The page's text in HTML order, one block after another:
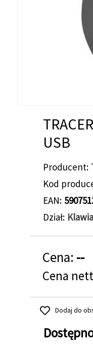
USB
Producent
Kod
EAN
Dział
Cena: --
Cena
Dodaj do